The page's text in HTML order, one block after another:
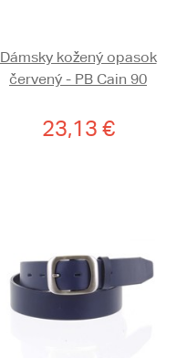
Dámsky kožený opasok
červený - PB Cain 90
23,13 €